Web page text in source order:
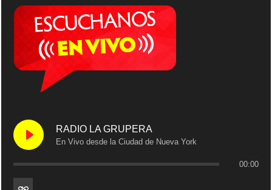
RADIO LA GRUPERA
En Vivo desde la Ciudad de Nueva York
00:00